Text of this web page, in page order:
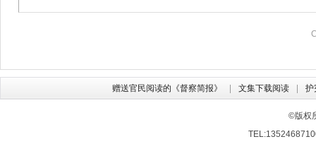
赠送官民阅读的《督察简报》 文集下载阅读 护
©版权